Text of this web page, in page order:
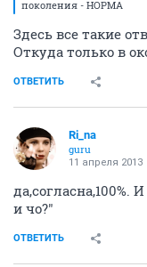
поколения - НОРМА
Здесь все такие
Откуда только в
ОТВЕТИТЬ
Ri_na
guru
11 апреля 2013
да,согласна,100%.
и чо?"
ОТВЕТИТЬ